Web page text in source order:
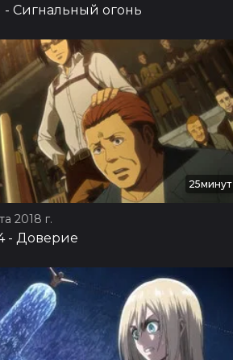
- Сигнальный огонь
25минут
2018 г.
- Доверие